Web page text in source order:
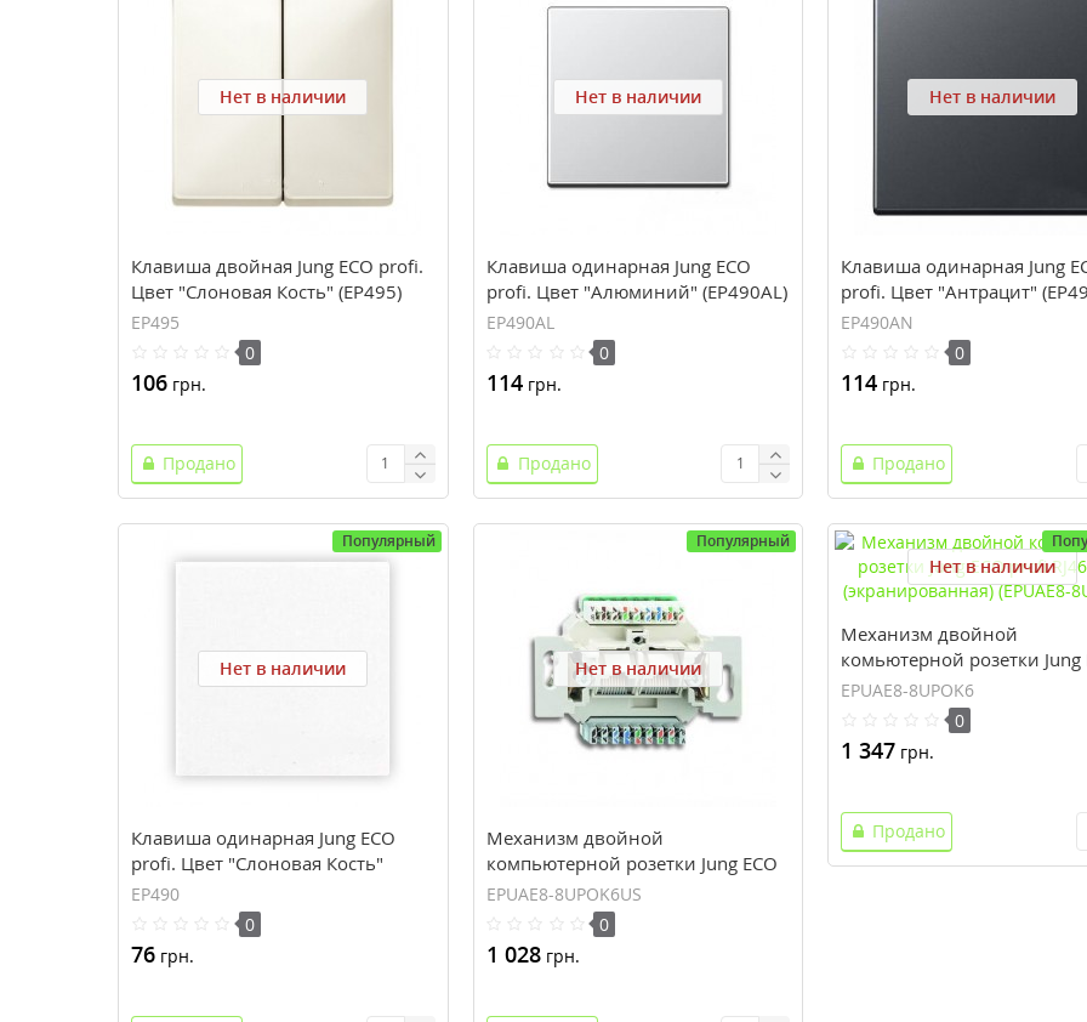
Нет в наличии
Клавиша двойная Jung ECO profi.
Цвет "Слоновая Кость" (EP495)
EP495
0
106 грн.
Продано
Нет в наличии
Клавиша одинарная Jung ECO
profi. Цвет "Алюминий" (EP490AL)
EP490AL
0
114грн.
Продано
Нет в наличии
Клавиша одинарная Jung
profi. Цвет "Антрацит"
EP490AN
0
114 грн.
Продано
Популярный
Нет в наличии
Клавиша одинарная Jung ECO
profi. Цвет "Слоновая Кость"
(EP490)
EP490
0
76 грн.
Популярный
Нет в наличии
Механизм двойной
компьютерной розетки Jung ECO
profi RJ46 Cat6 (не
экранированная) (EPUAE8-
EPUAE8-8UPOK6US
0
1 028грн.
Нет в наличии
Механизм двойной
комьютерной розетки Jung
profi RJ46 Cat6
(EPUAE8-8UPOK6)
EPUAE8-8UPOK6
0
1 347 грн.
Продано